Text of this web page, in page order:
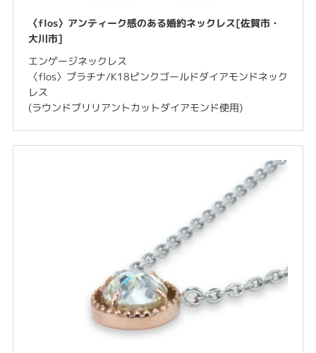
〈flos〉アンティーク感のある婚約ネックレス[佐賀市・
大川市]
エンゲージネックレス
〈flos〉プラチナ/K18ピンクゴールドダイアモンドネック
レス
(ラウンドブリリアントカットダイアモンド使用)